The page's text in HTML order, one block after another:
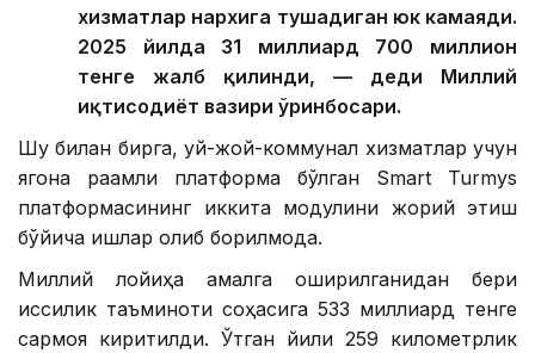
хизматлар нархига тушадиган юк камаяди.
2025 йилда 31 миллиард 700 миллион
тенге жалб қилинди, — деди Миллий
иқтисодиёт вазири ўринбосари.
Шу билан бирга, уй-жой-коммунал хизматлар учун
ягона рақамли платформа бўлган Smart Turmys
платформасининг иккита модулини жорий этиш
бўйича ишлар олиб борилмоқда.
Миллий лойиҳа амалга оширилганидан бери
иссиқлик таъминоти соҳасига 533 миллиард тенге
сармоя киритилди. Ўтган йили 259 километрлик